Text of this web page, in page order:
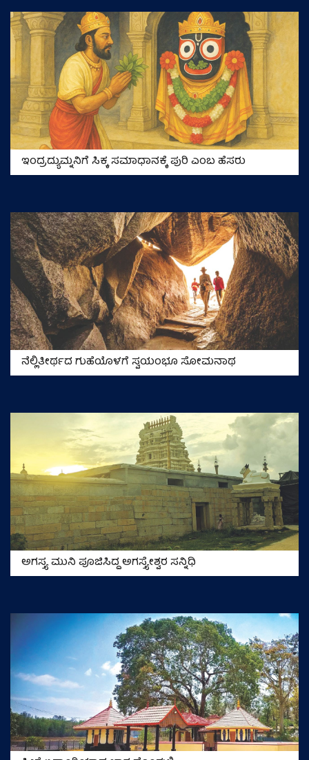
ಇಂದ್ರದ್ಯುಮ್ನನಿಗೆ ಸಿಕ್ಕ ಸಮಾಧಾನಕ್ಕೆ ಪುರಿ ಎಂಬ ಹೆಸರು
ನೆಲ್ಲಿತೀರ್ಥದ ಗುಹೆಯೊಳಗೆ ಸ್ವಯಂಭೂ ಸೋಮನಾಥ
ಅಗಸ್ತ್ಯ ಮುನಿ ಪೂಜಿಸಿದ್ದ ಅಗಸ್ತ್ಯೇಶ್ವರ ಸನ್ನಿಧಿ